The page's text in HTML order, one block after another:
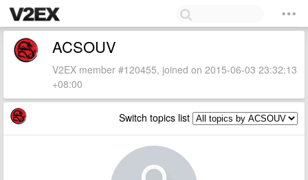
ACSOUV
V2EX member #120455, joined on 2015-06-03 23:32:13
+08:00
Switch topics list